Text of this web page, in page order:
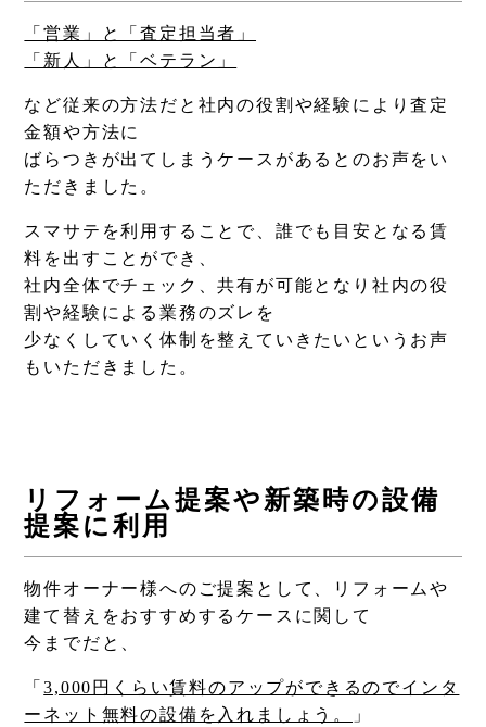
「営業」と「査定担当者」
「新人」と「ベテラン」
など従来の方法だと社内の役割や経験により査定
金額や方法に
ばらつきが出てしまうケースがあるとのお声をい
ただきました。
スマサテを利用することで、誰でも目安となる賃
料を出すことができ、
社内全体でチェック、共有が可能となり社内の役
割や経験による業務のズレを
少なくしていく体制を整えていきたいというお声
もいただきました。
リフォーム提案や新築時の設備
提案に利用
物件オーナー様へのご提案として、リフォームや
建て替えをおすすめするケースに関して
今までだと、
「3,000円くらい賃料のアップができるのでインタ
ーネット無料の設備を入れましょう。
」